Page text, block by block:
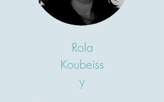
Rola
Koubeiss
y